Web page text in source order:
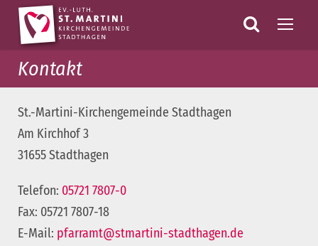
Kontakt
St.-Martini-Kirchengemeinde Stadthagen
Am Kirchhof 3
31655 Stadthagen
Telefon: 05721 7807-0
Fax: 05721 7807-18
E-Mail: pfarramt@stmartini-stadthagen.de